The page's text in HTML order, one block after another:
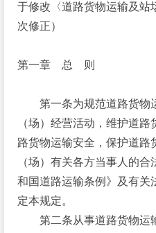
于修改〈道路货物运输及站
次修正）
第一章　总　则
第一条为规范道路货物
（场）经营活动，维护道
路货物运输安全，保护道路
（场）有关各方当事人的
和国道路运输条例》及有关
定本规定。
第二条从事道路货物运